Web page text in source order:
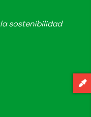
sostenibilidad